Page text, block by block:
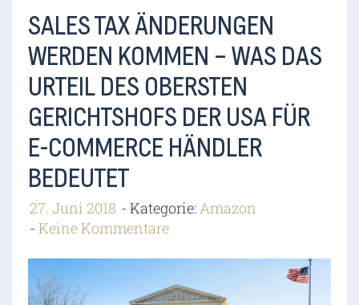
SALES TAX ÄNDERUNGEN
WERDEN KOMMEN – WAS DAS
URTEIL DES OBERSTEN
GERICHTSHOFS DER USA FÜR
E-COMMERCE HÄNDLER
BEDEUTET
27. Juni 2018 Kategorie: Amazon
Keine Kommentare